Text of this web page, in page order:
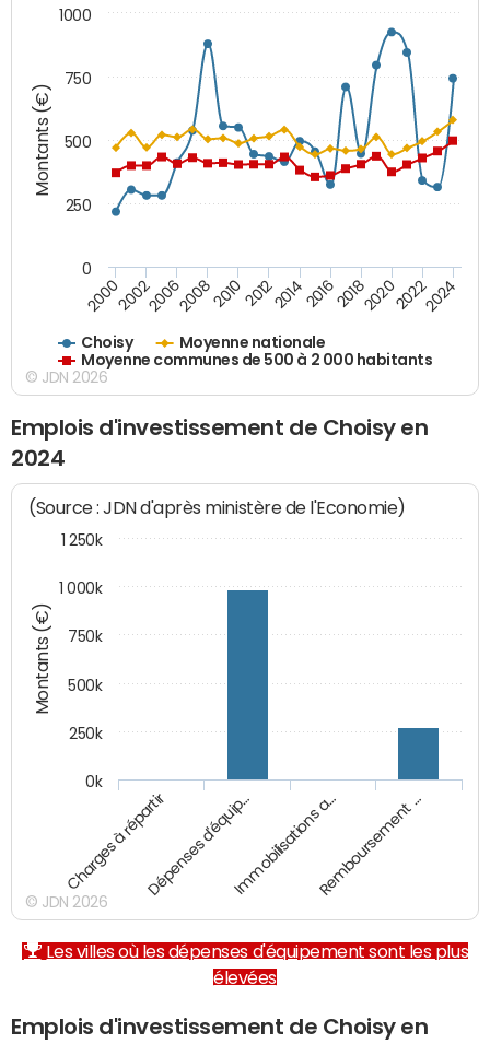
Montants (€)
Choisy
Moyenne nationale
Moyenne communes de 500 à 2 000 habitants
200020022006200820102012201420162018202020222024
0
1000
250
500
750
© JDN 2026
Emplois d'investissement de Choisy en
2024
Montants (€)
(Source : JDN d'après ministère de l'Economie)
Charges à répartirDépenses d'équip…Immobilisations a…Remboursement …
0k
250k
500k
750k
1 000k
1 250k
© JDN 2026
Les villes où les dépenses d'équipement sont les plus
élevées
Emplois d'investissement de Choisy en